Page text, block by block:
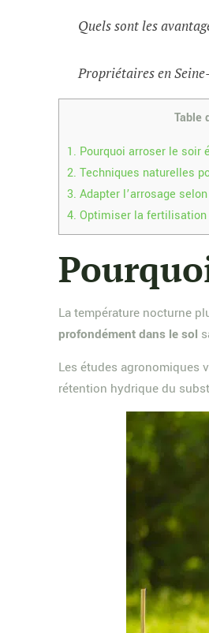
Quels sont les
Propriétaires en
Table
1. Pourquoi arroser le soir
2. Techniques naturelles
3. Adapter l’arrosage
4. Optimiser la fertilisation
La température nocturne
profondément dans le sol
Les études agronomiques
rétention hydrique du